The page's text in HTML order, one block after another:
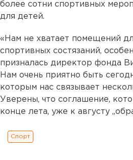
более сотни спортивных
для детей.
«Нам не хватает помещений
спортивных состязаний,
призналась директор фонда
Нам очень приятно быть
которым нас связывает
Уверены, что соглашение,
конце лета, уже к августу
Спорт